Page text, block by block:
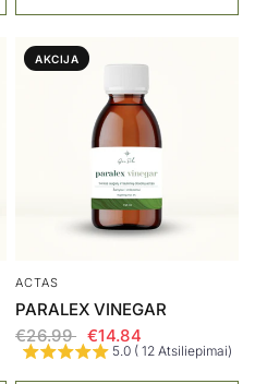
AKCIJA
ACTAS
PARALEX VINEGAR
€26.99
€14.84
5.0 ( 12 Atsiliepimai)